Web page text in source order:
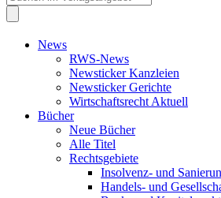
News
RWS-News
Newsticker Kanzleien
Newsticker Gerichte
Wirtschaftsrecht Aktuell
Bücher
Neue Bücher
Alle Titel
Rechtsgebiete
Insolvenz- und
Handels- und